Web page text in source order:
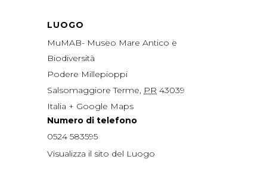
LUOGO
MuMAB- Museo Mare Antico e
Biodiversità
Podere Millepioppi
Salsomaggiore Terme, PR 43039
Italia + Google Maps
Numero di telefono
0524 583595
Visualizza il sito del Luogo